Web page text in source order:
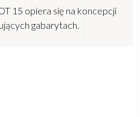
15 opiera się na koncepcji
gabarytach.